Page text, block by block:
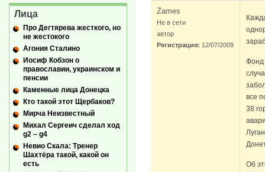
Zames
Не в сети
автор
Регистрация: 12/07/2009
Фонд
все
38
Об
Лица
Про Дегтярева жесткого, но
не жестокого
Агония Сталино
Иосиф Кобзон о
православии, украинском и
пенсии
Каменные лица Донецка
Кто такой этот Щербаков?
Мирча Неизвестный
Михал Сергеич сделал ход
g2 – g4
Невио Скала: Тренер
Шахтёра такой, какой он
есть